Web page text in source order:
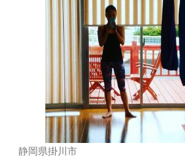
静岡県掛川市